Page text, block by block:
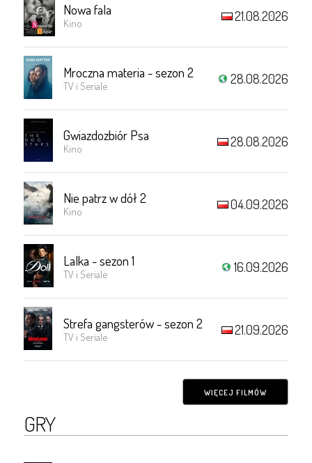
Nowa fala
Kino 21.08.2026
Mroczna materia - sezon 2
TV i Seriale 28.08.2026
Gwiazdozbiór Psa
Kino 28.08.2026
Nie patrz w dół 2
Kino 04.09.2026
Lalka - sezon 1
TV i Seriale 16.09.2026
Strefa gangsterów - sezon 2
TV i Seriale 21.09.2026
WIĘCEJ FILMÓW
GRY